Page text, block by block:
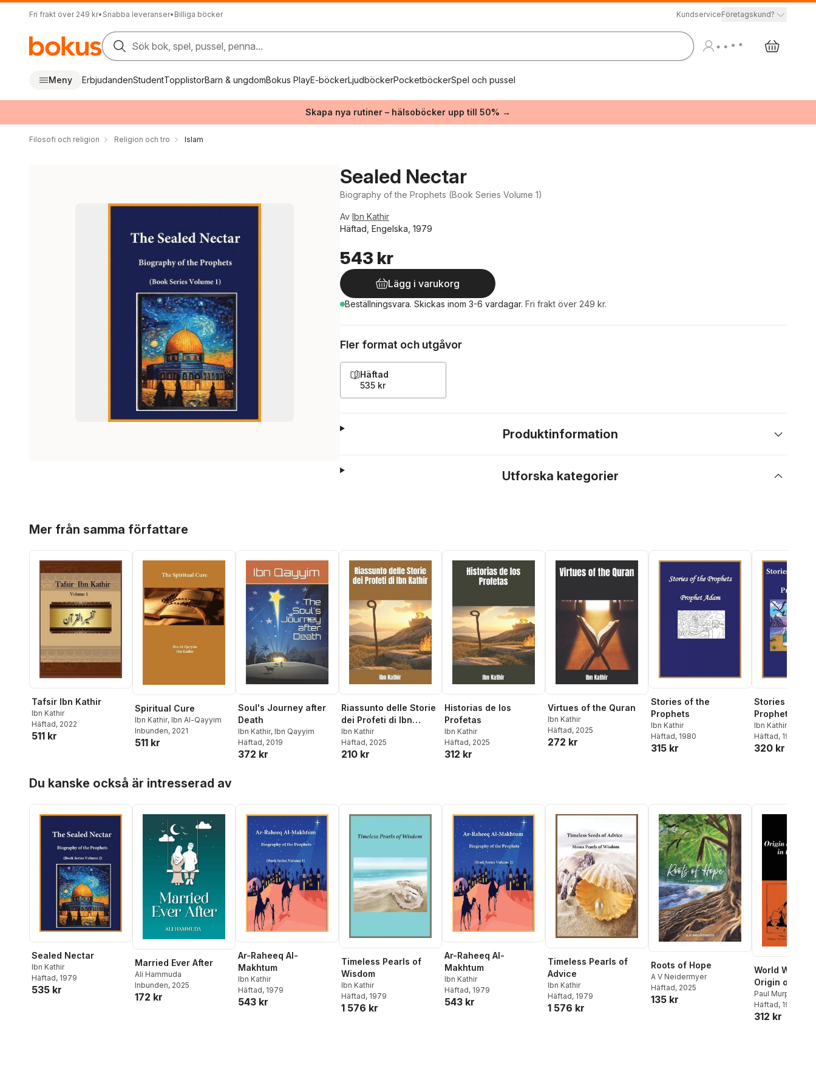
Fri frakt över 249 kr• Snabba leveranser• Billiga böcker KundserviceFöretagskund?
Sök bok, spel, pussel, penna...
Meny ErbjudandenStudentTopplistorBarn & ungdomBokus PlayE-böckerLjudböckerPocketböckerSpel och pussel
Skapa nya rutiner – hälsoböcker upp till 50% →
Filosofi och religion Religion och tro Islam
Sealed Nectar
Biography of the Prophets (Book Series Volume 1)
Av Ibn Kathir
Häftad, Engelska, 1979
543 kr
Lägg i varukorg
Beställningsvara. Skickas inom 3-6 vardagar. Fri frakt över 249 kr.
Fler format och utgåvor
Häftad
535 kr
Produktinformation
Utforska kategorier
Mer från samma författare
Tafsir Ibn Kathir
Ibn Kathir
Häftad, 2022
511 kr
Spiritual Cure
Ibn Kathir, Ibn Al-Qayyim
Inbunden, 2021
511 kr
Soul's Journey after
Death
Ibn Kathir, Ibn Qayyim
Häftad, 2019
372 kr
Riassunto delle Storie
dei Profeti di Ibn
Kathir
Ibn Kathir
Häftad, 2025
210 kr
Historias de los
Profetas
Ibn Kathir
Häftad, 2025
312 kr
Virtues of the Quran
Ibn Kathir
Häftad, 2025
272 kr
Stories of the
Prophets
Ibn Kathir
Häftad, 1980
315 kr
Stories of the
Prophets
Ibn Kathir
Häftad, 1980
320 kr
Du kanske också är intresserad av
Sealed Nectar
Ibn Kathir
Häftad, 1979
535 kr
Married Ever After
Ali Hammuda
Inbunden, 2025
172 kr
Ar-Raheeq Al-
Makhtum
Ibn Kathir
Häftad, 1979
543 kr
Timeless Pearls of
Wisdom
Ibn Kathir
Häftad, 1979
1 576 kr
Ar-Raheeq Al-
Makhtum
Ibn Kathir
Häftad, 1979
543 kr
Timeless Pearls of
Advice
Ibn Kathir
Häftad, 1979
1 576 kr
Roots of Hope
A V Neidermyer
Häftad, 2025
135 kr
World War I
Origin of Civil
Liberties in
States
Paul Murphy
Häftad, 1979
312 kr